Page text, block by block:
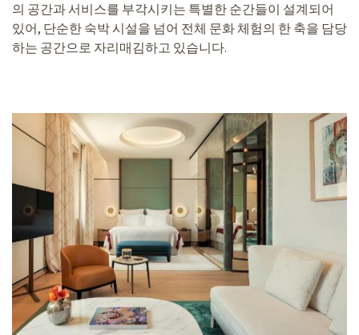
의 공간과 서비스를 부각시키는 특별한 순간들이 설계되어
있어, 단순한 숙박 시설을 넘어 전체 문화 체험의 한 축을 담당
하는 공간으로 자리매김하고 있습니다.